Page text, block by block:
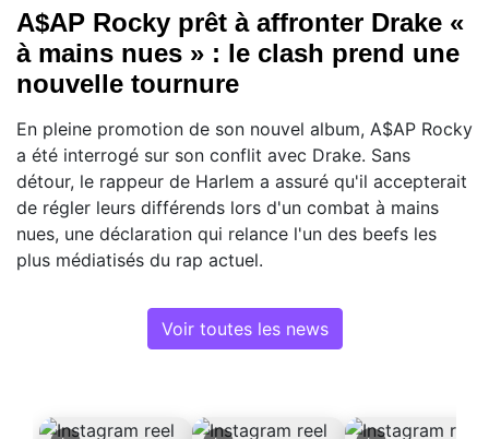
A$AP Rocky prêt à affronter Drake «
à mains nues » : le clash prend une
nouvelle tournure
En pleine promotion de son nouvel album, A$AP Rocky
a été interrogé sur son conflit avec Drake. Sans
détour, le rappeur de Harlem a assuré qu'il accepterait
de régler leurs différends lors d'un combat à mains
nues, une déclaration qui relance l'un des beefs les
plus médiatisés du rap actuel.
Voir toutes les news